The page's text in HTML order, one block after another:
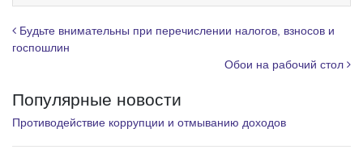
g
r
Навигация по записям
Будьте внимательны при перечислении налогов, взносов и
госпошлин
Обои на рабочий стол
Популярные новости
Противодействие коррупции и отмыванию доходов